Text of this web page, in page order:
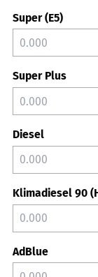
Super (E5)
Super Plus
Diesel
Klimadiesel 90
AdBlue